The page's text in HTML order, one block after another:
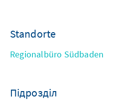
Standorte
Regionalbüro Südbaden
Підрозділ